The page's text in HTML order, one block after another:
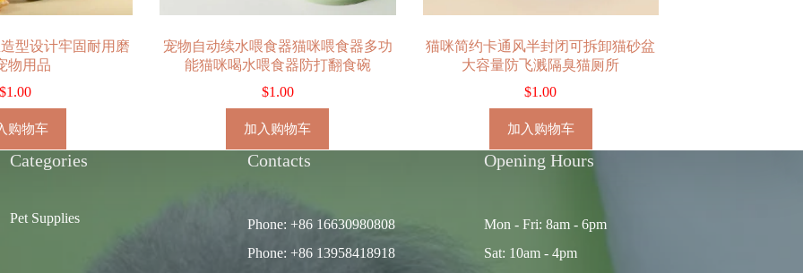
型设计牢固耐用磨
物用品
1.00
购物车
宠物自动续水喂食器猫咪喂食器多功
能猫咪喝水喂食器防打翻食碗
$1.00
加入购物车
猫咪简约卡通风半封闭可拆卸猫砂盆
大容量防飞溅隔臭猫厕所
$1.00
加入购物车
Categories
Pet Supplies
Contacts
Phone: +86 16630980808
Phone: +86 13958418918
Opening Hours
Mon - Fri: 8am - 6pm
Sat: 10am - 4pm